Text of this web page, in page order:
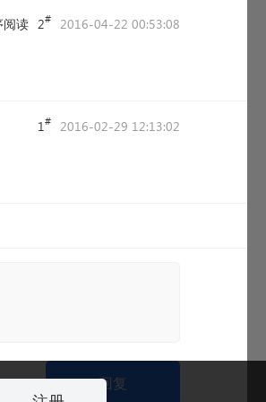
阅读 2# 2016-04-22 00:53:08
1# 2016-02-29 12:13:02
回复